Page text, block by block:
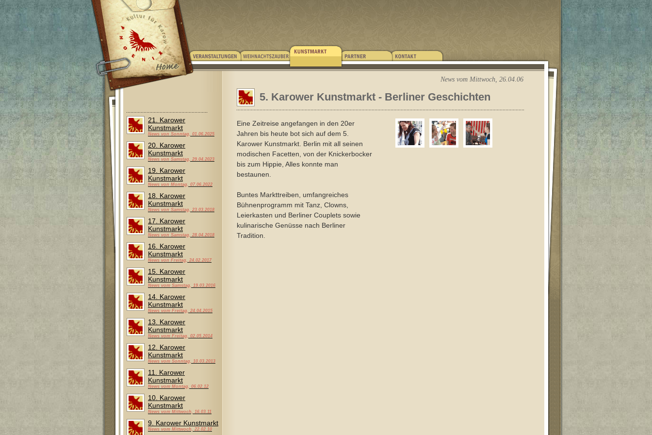
21. Karower
Kunstmarkt
News von Sonntag, 01.06.2025
20. Karower
Kunstmarkt
News von Samstag, 29.04.2023
19. Karower
Kunstmarkt
News von Montag, 07.06.2022
18. Karower
Kunstmarkt
News von Samstag, 23.03.2018
17. Karower
Kunstmarkt
News von Samstag, 28.04.2018
16. Karower
Kunstmarkt
News von Freitag, 24.02.2017
15. Karower
Kunstmarkt
News vom Samstag, 19.03.2016
14. Karower
Kunstmarkt
News vom Freitag, 24.04.2015
13. Karower
Kunstmarkt
News vom Freitag, 02.05.2014
12. Karower
Kunstmarkt
News vom Sonntag, 10.03.2013
11. Karower
Kunstmarkt
News vom Montag, 06.02.12
10. Karower
Kunstmarkt
News vom Mittwoch, 16.03.11
9. Karower Kunstmarkt
News vom Mittwoch, 22.02.10
News vom Mittwoch, 26.04.06
5. Karower Kunstmarkt - Berliner Geschichten
Eine Zeitreise angefangen in den 20er
Jahren bis heute bot sich auf dem 5.
Karower Kunstmarkt. Berlin mit all seinen
modischen Facetten, von der Knickerbocker
bis zum Hippie, Alles konnte man
bestaunen.
Buntes Markttreiben, umfangreiches
Bühnenprogramm mit Tanz, Clowns,
Leierkasten und Berliner Couplets sowie
kulinarische Genüsse nach Berliner
Tradition.